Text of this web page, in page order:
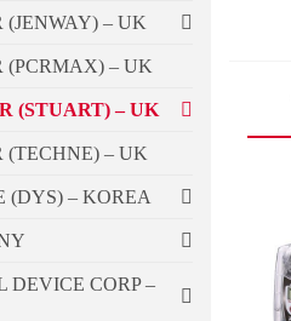
(JENWAY) – UK
(PCRMAX) – UK
(STUART) – UK
(TECHNE) – UK
(DYS) – KOREA
DEVICE CORP –